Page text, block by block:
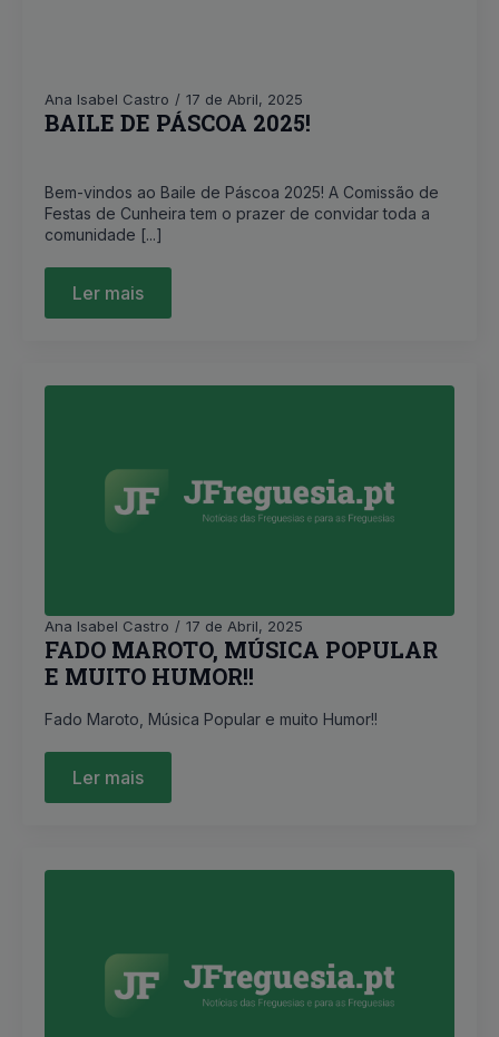
BAILE DE PÁSCOA 2025!
Ana Isabel Castro 17 de Abril, 2025
Bem-vindos ao Baile de Páscoa 2025! A Comissão de
Festas de Cunheira tem o prazer de convidar toda a
comunidade [...]
Ler mais
FADO MAROTO, MÚSICA POPULAR
E MUITO HUMOR!!
Ana Isabel Castro 17 de Abril, 2025
Fado Maroto, Música Popular e muito Humor!!
Ler mais